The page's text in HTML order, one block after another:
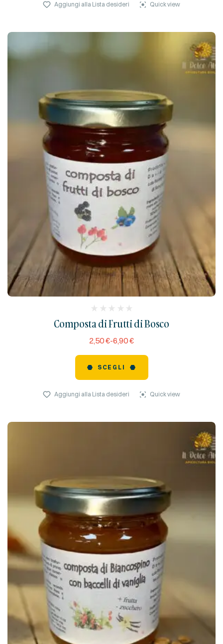
Aggiungi alla Lista desideri Quick view
Composta di Frutti di Bosco
reviews)
2,50€-6,90€
SCEGLI
Aggiungi alla Lista desideri Quick view